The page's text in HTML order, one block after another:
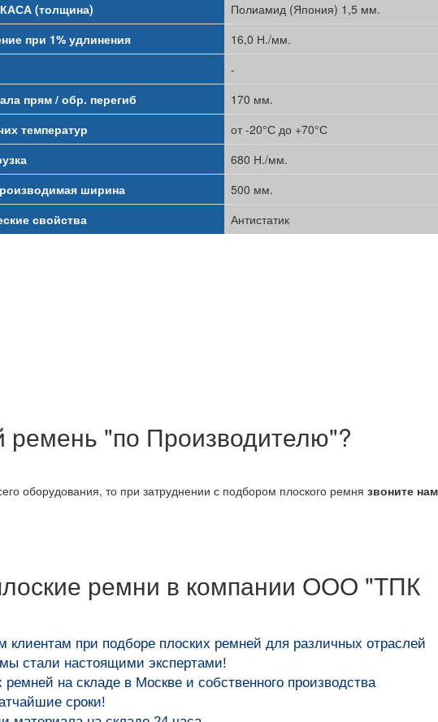
(толщина)
Полиамид (Япония) 1,5 мм.
при 1% удлинения
16,0 Н./мм.
-
прям / обр. перегиб
170 мм.
температур
от -20°С до +70°С
680 Н./мм.
ширина
500 мм.
свойства
Антистатик
ремень "по Производителю"?
оборудования, то при затруднении с подбором плоского ремня звоните нам
ремни в компании ООО "ТПК
при подборе плоских ремней для различных отраслей
стали настоящими экспертами!
на складе в Москве и собственного производства
сроки!